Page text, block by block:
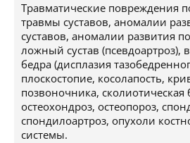
Травматические повреждения
травмы суставов, аномалии
суставов, аномалии развития
ложный сустав
бедра (дисплазия
плоскостопие, косолапость,
позвоночника, сколиотическая
остеохондроз, остеопороз,
спондилоартроз, опухоли
системы.